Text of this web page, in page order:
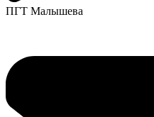
ПГТ Малышева